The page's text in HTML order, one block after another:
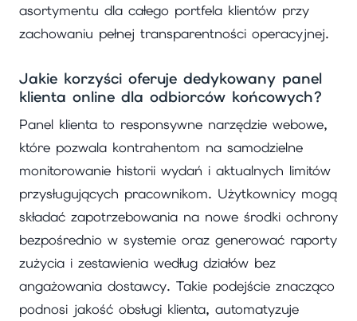
asortymentu dla całego portfela klientów przy
zachowaniu pełnej transparentności operacyjnej.
Jakie korzyści oferuje dedykowany panel
klienta online dla odbiorców końcowych?
Panel klienta to responsywne narzędzie webowe,
które pozwala kontrahentom na samodzielne
monitorowanie historii wydań i aktualnych limitów
przysługujących pracownikom. Użytkownicy mogą
składać zapotrzebowania na nowe środki ochrony
bezpośrednio w systemie oraz generować raporty
zużycia i zestawienia według działów bez
angażowania dostawcy. Takie podejście znacząco
podnosi jakość obsługi klienta, automatyzuje